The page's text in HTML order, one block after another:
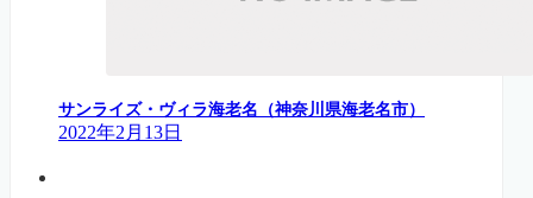
サンライズ・ヴィラ海老名（神奈川県海老名市）
2022年2月13日